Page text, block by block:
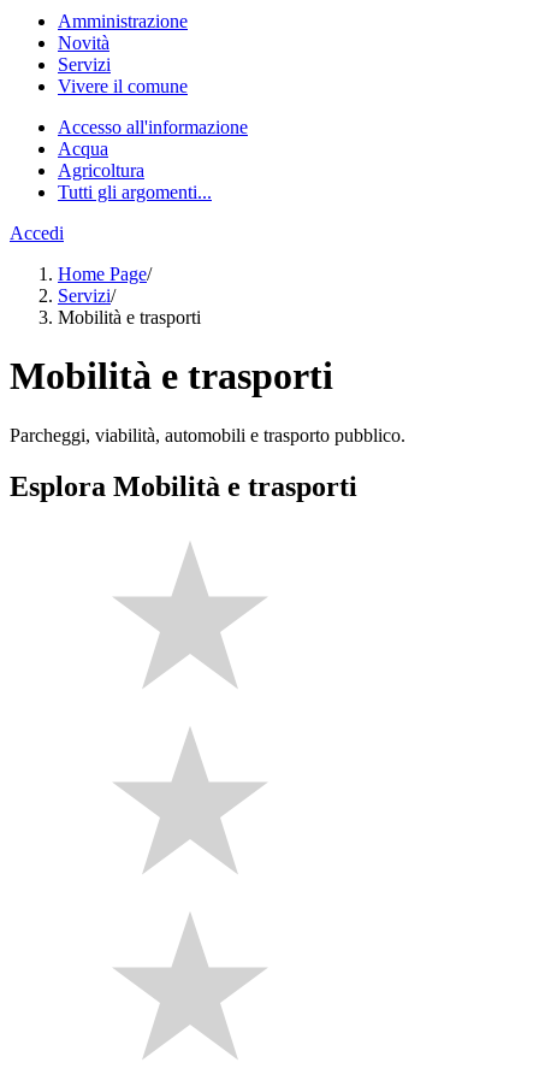
Amministrazione
Novità
Servizi
Vivere il comune
Accesso all'informazione
Acqua
Agricoltura
Tutti gli argomenti...
Accedi
Home Page/
Servizi/
Mobilità e trasporti
Mobilità e trasporti
Parcheggi, viabilità, automobili e trasporto pubblico.
Esplora Mobilità e trasporti